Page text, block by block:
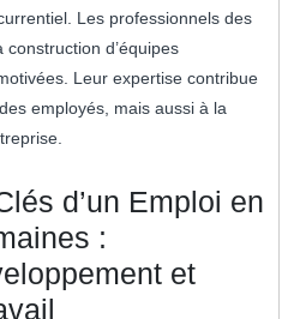
Les professionnels des
d’équipes
Leur expertise contribue
employés, mais aussi à la
d’un Emploi en
:
et